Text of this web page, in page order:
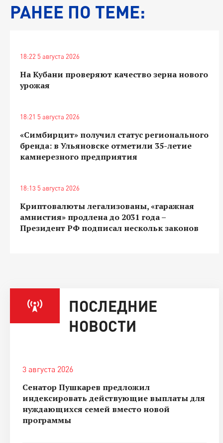
РАНЕЕ ПО ТЕМЕ:
18:22 5 августа 2026
На Кубани проверяют качество зерна нового
урожая
18:21 5 августа 2026
«Симбирцит» получил статус регионального
бренда: в Ульяновске отметили 35-летие
камнерезного предприятия
18:13 5 августа 2026
Криптовалюты легализованы, «гаражная
амнистия» продлена до 2031 года –
Президент РФ подписал нескольк законов
ПОСЛЕДНИЕ
НОВОСТИ
3 августа 2026
Сенатор Пушкарев предложил
индексировать действующие выплаты для
нуждающихся семей вместо новой
программы